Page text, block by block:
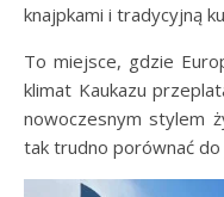
knajpkami i tradycyjną
To miejsce, gdzie
klimat Kaukazu
nowoczesnym stylem
tak trudno porównać